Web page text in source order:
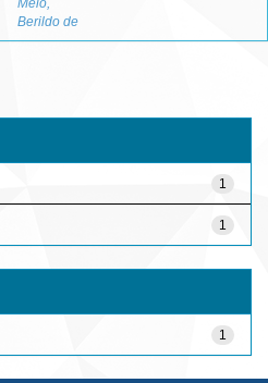
Melo,
Berildo de
1
1
1